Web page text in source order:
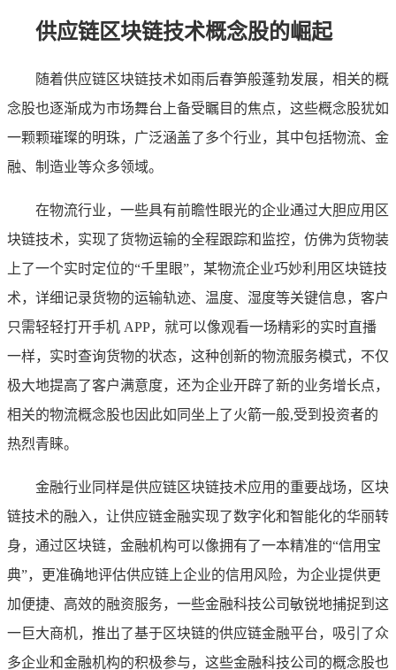
供应链区块链技术概念股的崛起
随着供应链区块链技术如雨后春笋般蓬勃发展，相关的概
念股也逐渐成为市场舞台上备受瞩目的焦点，这些概念股犹如
一颗颗璀璨的明珠，广泛涵盖了多个行业，其中包括物流、金
融、制造业等众多领域。
在物流行业，一些具有前瞻性眼光的企业通过大胆应用区
块链技术，实现了货物运输的全程跟踪和监控，仿佛为货物装
上了一个实时定位的“千里眼”，某物流企业巧妙利用区块链技
术，详细记录货物的运输轨迹、温度、湿度等关键信息，客户
只需轻轻打开手机 APP，就可以像观看一场精彩的实时直播
一样，实时查询货物的状态，这种创新的物流服务模式，不仅
极大地提高了客户满意度，还为企业开辟了新的业务增长点，
相关的物流概念股也因此如同坐上了火箭一般,受到投资者的
热烈青睐。
金融行业同样是供应链区块链技术应用的重要战场，区块
链技术的融入，让供应链金融实现了数字化和智能化的华丽转
身，通过区块链，金融机构可以像拥有了一本精准的“信用宝
典”，更准确地评估供应链上企业的信用风险，为企业提供更
加便捷、高效的融资服务，一些金融科技公司敏锐地捕捉到这
一巨大商机，推出了基于区块链的供应链金融平台，吸引了众
多企业和金融机构的积极参与，这些金融科技公司的概念股也